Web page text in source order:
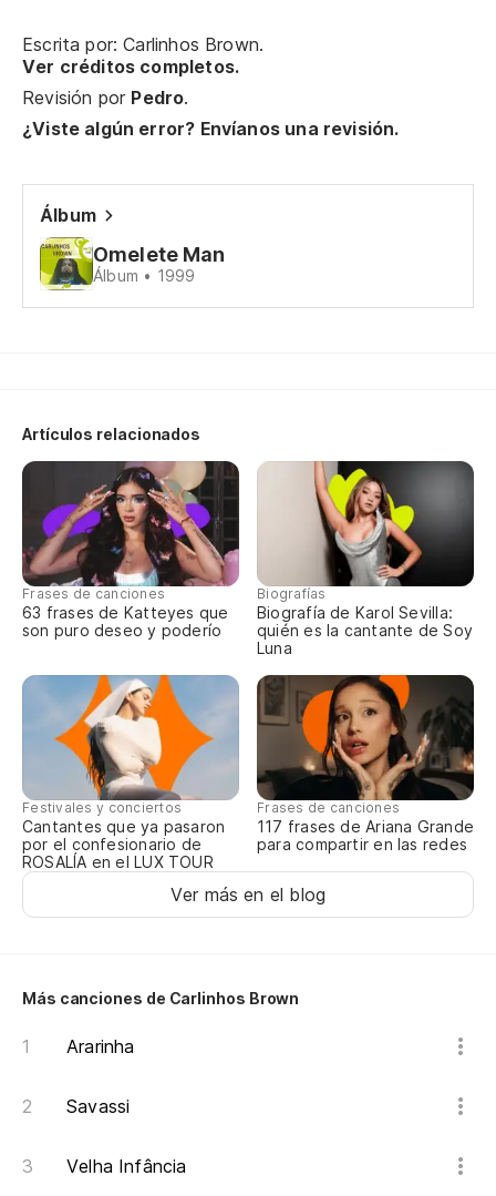
Escrita por: Carlinhos Brown.
Ver créditos completos.
Revisión por Pedro.
¿Viste algún error? Envíanos una revisión.
Álbum
Omelete Man
Álbum • 1999
Artículos relacionados
Frases de canciones
63 frases de Katteyes que
son puro deseo y poderío
Biografías
Biografía de Karol Sevilla:
quién es la cantante de Soy
Luna
Festivales y conciertos
Cantantes que ya pasaron
por el confesionario de
ROSALÍA en el LUX TOUR
Frases de canciones
117 frases de Ariana Grande
para compartir en las redes
Ver más en el blog
Más canciones de Carlinhos Brown
Ararinha
Savassi
Velha Infância